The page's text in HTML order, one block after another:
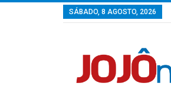
SÁBADO, 8 AGOSTO, 2026